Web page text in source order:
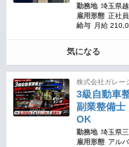
勤務地 埼玉県
雇用形態 正社員
給与
月給
気になる
株式会社ガレー
3級自動車
副業整備士
OK
勤務地 埼玉県
雇用形態 アル